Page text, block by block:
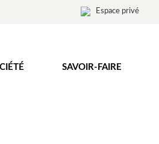
Espace privé
SAVOIR-FAIRE